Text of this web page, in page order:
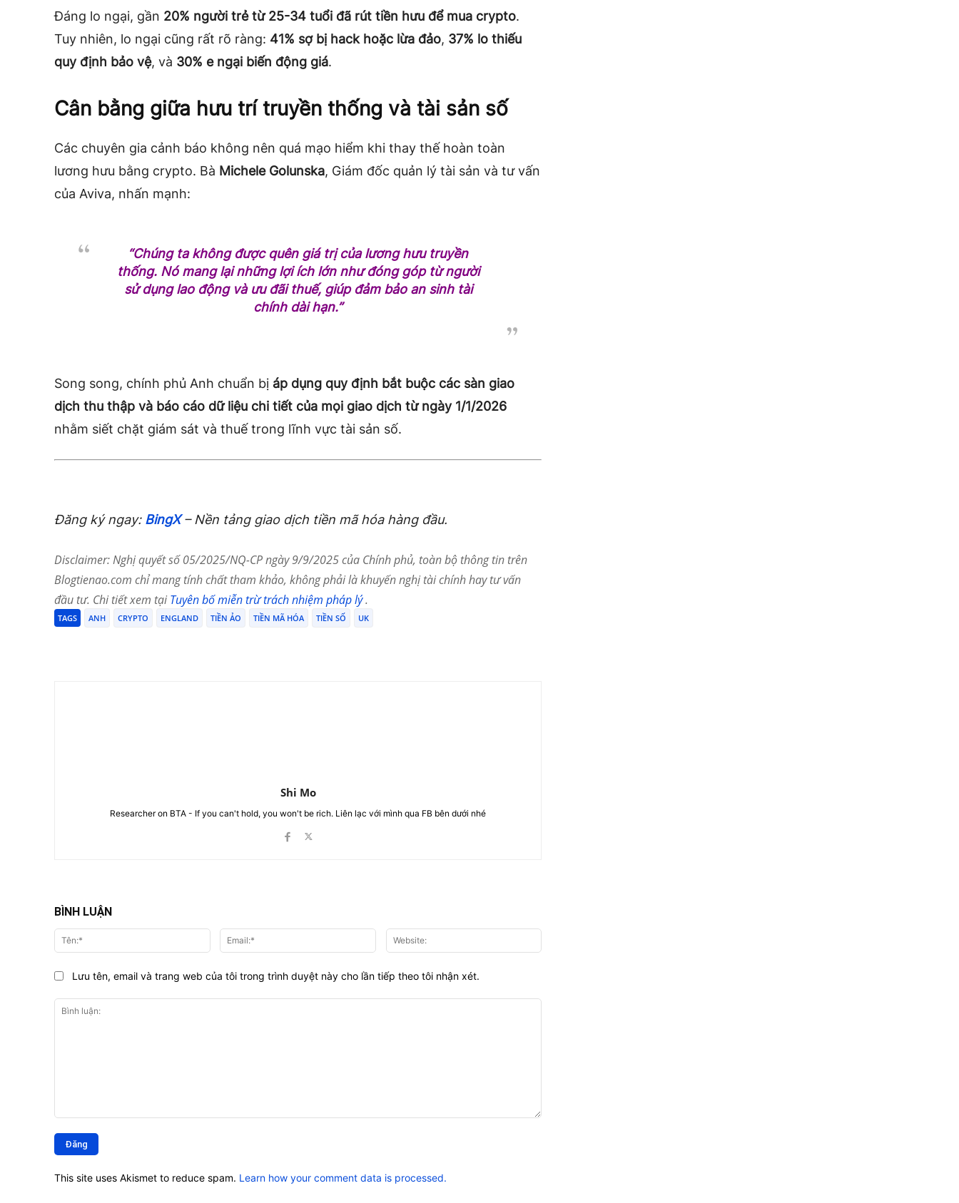
Đáng lo ngại, gần 20% người trẻ từ 25-34 tuổi đã rút tiền hưu để mua crypto.
Tuy nhiên, lo ngại cũng rất rõ ràng: 41% sợ bị hack hoặc lừa đảo, 37% lo thiếu
quy định bảo vệ, và 30% e ngại biến động giá.
Cân bằng giữa hưu trí truyền thống và tài sản số
Các chuyên gia cảnh báo không nên quá mạo hiểm khi thay thế hoàn toàn
lương hưu bằng crypto. Bà Michele Golunska, Giám đốc quản lý tài sản và tư vấn
của Aviva, nhấn mạnh:
“Chúng ta không được quên giá trị của lương hưu truyền
thống. Nó mang lại những lợi ích lớn như đóng góp từ người
sử dụng lao động và ưu đãi thuế, giúp đảm bảo an sinh tài
chính dài hạn.”
Song song, chính phủ Anh chuẩn bị áp dụng quy định bắt buộc các sàn giao
dịch thu thập và báo cáo dữ liệu chi tiết của mọi giao dịch từ ngày 1/1/2026
nhằm siết chặt giám sát và thuế trong lĩnh vực tài sản số.
Đăng ký ngay: BingX– Nền tảng giao dịch tiền mã hóa hàng đầu.
Disclaimer: Nghị quyết số 05/2025/NQ-CP ngày 9/9/2025 của Chính phủ, toàn bộ thông tin trên
Blogtienao.com chỉ mang tính chất tham khảo, không phải là khuyến nghị tài chính hay tư vấn
đầu tư. Chi tiết xem tạiTuyên bố miễn trừ trách nhiệm pháp lý.
TAGS ANH CRYPTO ENGLAND TIỀN ẢO TIỀN MÃ HÓA TIỀN SỐ UK
Shi Mo
Researcher on BTA - If you can't hold, you won't be rich. Liên lạc với mình qua FB bên dưới nhé
BÌNH LUẬN
luận:
Tên:* Email:*
Lưu tên, email và trang web của tôi trong trình duyệt này cho lần tiếp theo tôi nhận xét.
This site uses Akismet to reduce spam. Learn how your comment data is processed.